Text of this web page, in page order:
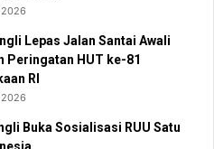
Lepas Jalan Santai Awali
Peringatan HUT ke-81
RI
Buka Sosialisasi RUU Satu